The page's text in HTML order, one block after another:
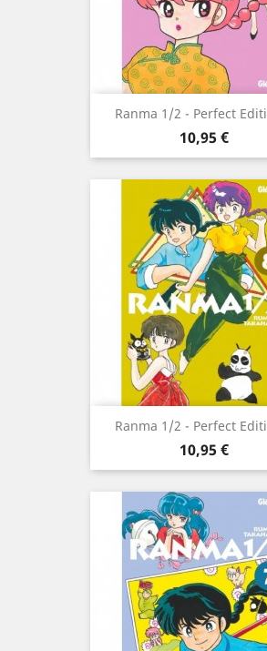
Ranma 1/2 - Perfect
Prix
10,95 €
Ranma 1/2 - Perfect
Prix
10,95 €